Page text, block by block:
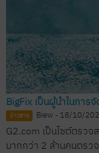
BigFix เป็นผู้นำในกา
ข่าวสาร Biew - 18/10/
G2.com เป็นไซต์ตรว
มากกว่า 2 ล้านคนตรว